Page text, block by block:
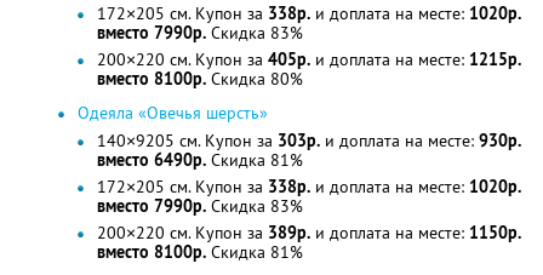
172×205 см. Купон за 338р. и доплата на месте: 1020р.
вместо 7990р. Скидка 83%
200×220 см. Купон за 405р. и доплата на месте: 1215р.
вместо 8100р. Скидка 80%
Одеяла «Овечья шерсть»
140×9205 см. Купон за 303р. и доплата на месте: 930р.
вместо 6490р. Скидка 81%
172×205 см. Купон за 338р. и доплата на месте: 1020р.
вместо 7990р. Скидка 83%
200×220 см. Купон за 389р. и доплата на месте: 1150р.
вместо 8100р. Скидка 81%